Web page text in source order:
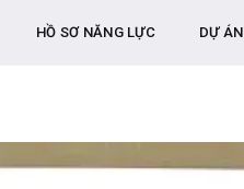
HỒ SƠ NĂNG LỰC DỰ ÁN